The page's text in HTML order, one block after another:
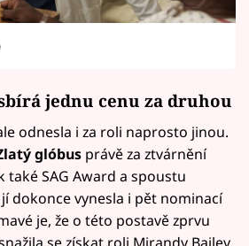
jednu cenu za druhou
odnesla i za roli naprosto jinou.
glóbus právě za ztvárnění
také SAG Award a spoustu
dokonce vynesla i pět nominací
je, že o této postavě zprvu